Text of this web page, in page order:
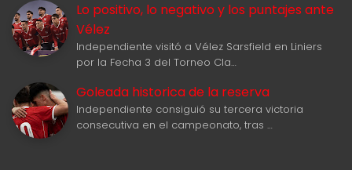
Lo positivo, lo negativo y los puntajes ante
Vélez
Independiente visitó a Vélez Sarsfield en Liniers
por la Fecha 3 del Torneo Cla…
Goleada historica de la reserva
Independiente consiguió su tercera victoria
consecutiva en el campeonato, tras …